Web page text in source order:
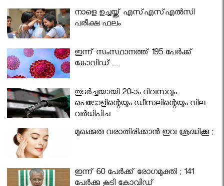
നാളെ ഉച്ചയ്ക്ക് എസ്എസ്എല്‍സി
പരീക്ഷ ഫലം
ഇന്ന് സംസ്ഥാനത്ത് 195 പേര്‍ക്ക്
കോവിഡ് ...
തുടർച്ചയായി 20-ാം ദിവസവും
പെട്രോളിന്റെയും ഡീസലിന്റെയും വില
വര്‍ധിപ്പിച്ചു
മുഖക്കുരു വരാതിരിക്കാന്‍ ഇവ ശ്രദ്ധിക്കൂ ;
ഇന്ന് 60 പേർക്ക് രോഗമുക്തി ; 141